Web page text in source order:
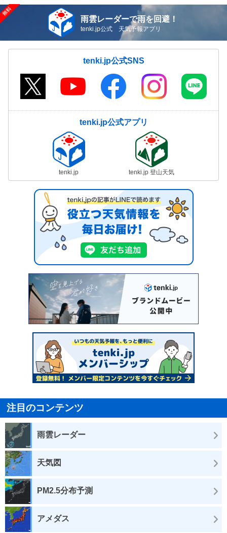
雨雲レーダーで雨を回避！
tenki.jp公式 天気予報アプリ
tenki.jp公式SNS
tenki.jp公式アプリ
tenki.jp tenki.jp 登山天気
注目のコンテンツ
雨雲レーダー
天気図
PM2.5分布予測
アメダス